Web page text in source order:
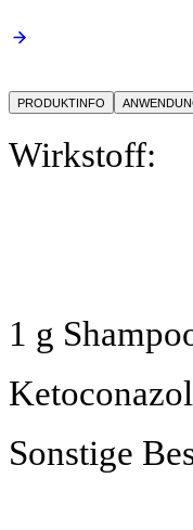
PRODUKTINFO
Wirkstoff:
1 g
Ketoconazol
Sonstige